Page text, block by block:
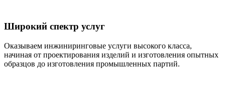
Широкий спектр услуг
Оказываем инжиниринговые услуги высокого класса,
начиная от проектирования изделий и изготовления опытных
образцов до изготовления промышленных партий.